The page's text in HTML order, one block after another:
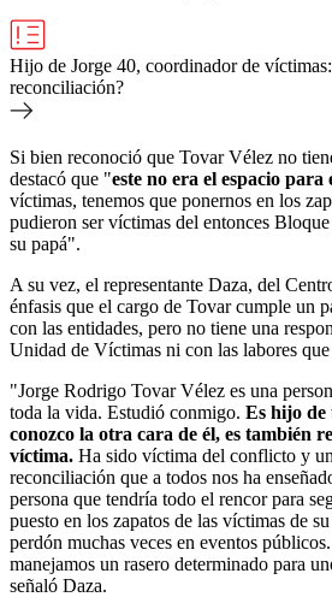
Hijo de Jorge 40, coordinador de
reconciliación?
Si bien reconoció que Tovar Vélez no
destacó que "este no era el espacio para
víctimas, tenemos que ponernos en los
pudieron ser víctimas del entonces
su papá".
A su vez, el representante Daza, del
énfasis que el cargo de Tovar cumple un
con las entidades, pero no tiene una
Unidad de Víctimas ni con las labores
"Jorge Rodrigo Tovar Vélez es una
toda la vida. Estudió conmigo. Es hijo
conozco la otra cara de él, es también
víctima. Ha sido víctima del conflicto y
reconciliación que a todos nos ha
persona que tendría todo el rencor para
puesto en los zapatos de las víctimas de
perdón muchas veces en eventos
manejamos un rasero determinado para
señaló Daza.